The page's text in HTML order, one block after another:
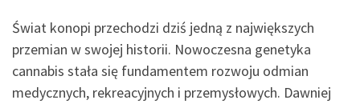
Świat konopi przechodzi dziś jedną z największych
przemian w swojej historii. Nowoczesna genetyka
cannabis stała się fundamentem rozwoju odmian
medycznych, rekreacyjnych i przemysłowych. Dawniej